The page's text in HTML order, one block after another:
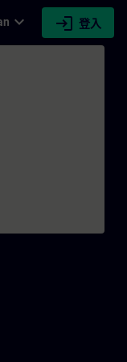
expand_more login 登入
- 培訓 -